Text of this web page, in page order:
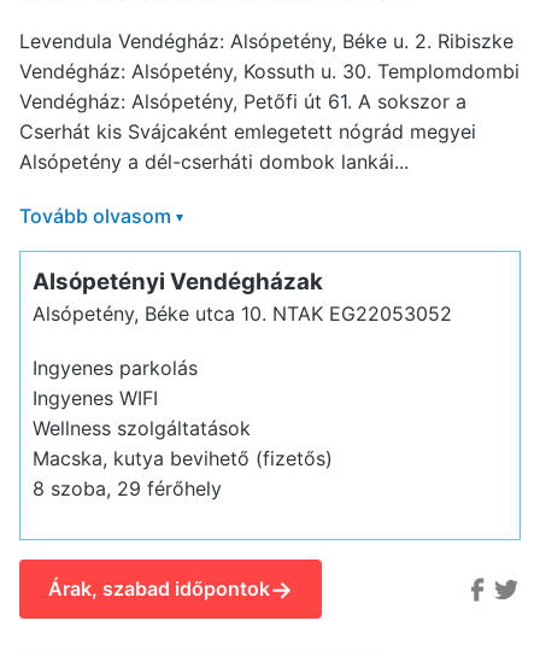
Levendula Vendégház: Alsópetény, Béke u. 2. Ribiszke
Vendégház: Alsópetény, Kossuth u. 30. Templomdombi
Vendégház: Alsópetény, Petőfi út 61. A sokszor a
Cserhát kis Svájcaként emlegetett nógrád megyei
Alsópetény a dél-cserháti dombok lankái...
Tovább olvasom ▾
Alsópetényi Vendégházak
Alsópetény, Béke utca 10. NTAK EG22053052
Ingyenes parkolás
Ingyenes WIFI
Wellness szolgáltatások
Macska, kutya bevihető (fizetős)
8 szoba, 29 férőhely
Árak, szabad időpontok→